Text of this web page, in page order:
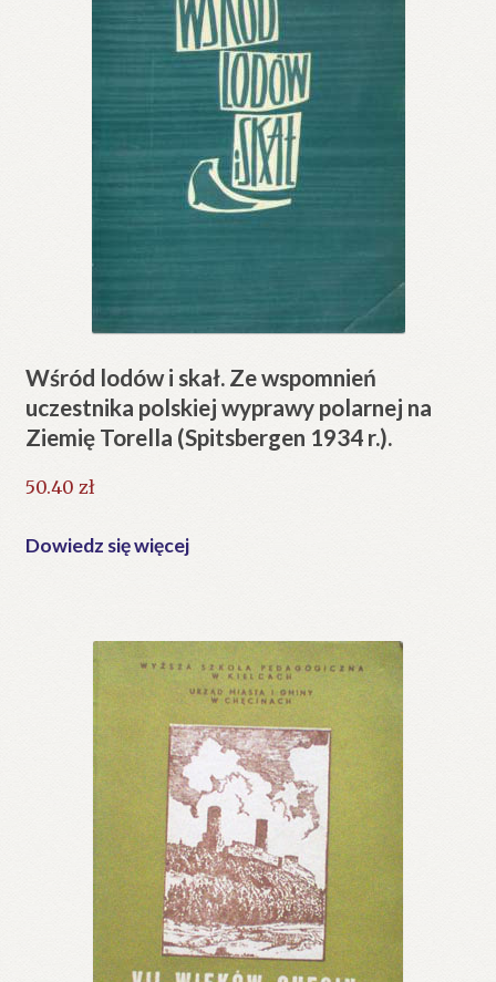
Wśród lodów i skał. Ze wspomnień
uczestnika polskiej wyprawy polarnej na
Ziemię Torella (Spitsbergen 1934 r.).
50.40 zł
Dowiedz się więcej